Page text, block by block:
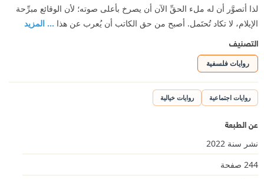
لذا أتصوَّر أن له ملء الحقِّ الآن أن يصرخ بأعلى صوته؛ لأن الوقائع مبرِّحة
الإيلام، لا تكاد تُحتَمل. أصبح من حق الكاتب أن يُعرب عن هذا ... المزيد
التصنيف
روايات فلسفية
روايات اجتماعية روايات خيالية
عن الطبعة
نشر سنة 2022
244 صفحة